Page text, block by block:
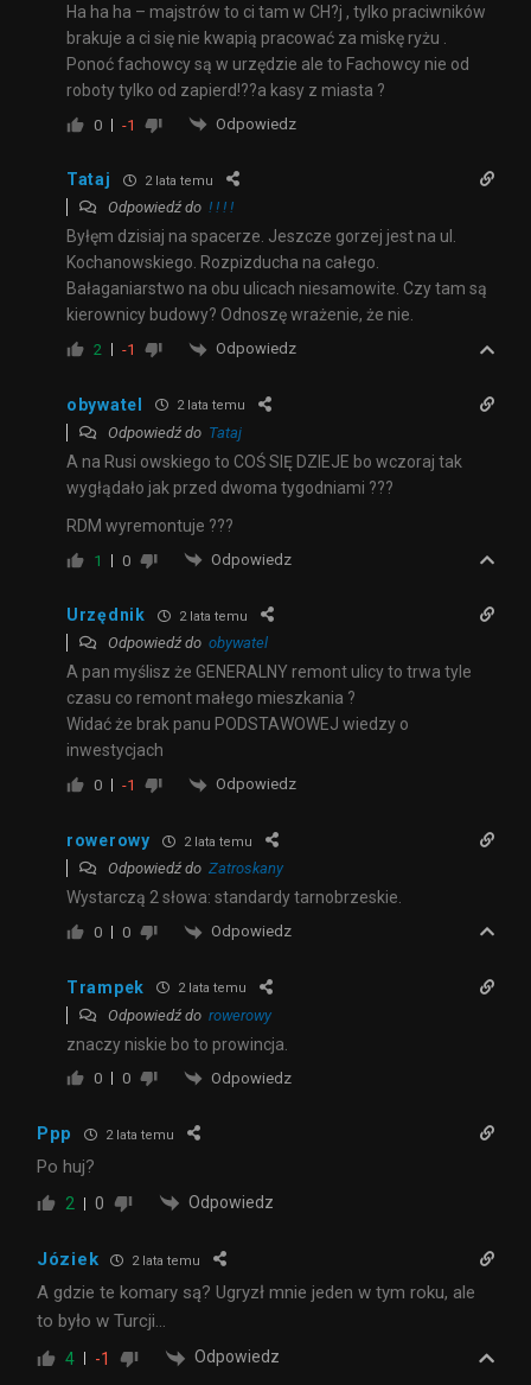
Ha ha ha – majstrów to ci tam w CH?j , tylko praciwników
brakuje a ci się nie kwapią pracować za miskę ryżu .
Ponoć fachowcy są w urzędzie ale to Fachowcy nie od
roboty tylko od zapierd!??a kasy z miasta ?
0 -1 Odpowiedz
Tataj 2 lata temu
Odpowiedź do ! ! ! !
Byłęm dzisiaj na spacerze. Jeszcze gorzej jest na ul.
Kochanowskiego. Rozpizducha na całego.
Bałaganiarstwo na obu ulicach niesamowite. Czy tam są
kierownicy budowy? Odnoszę wrażenie, że nie.
2 -1 Odpowiedz
obywatel 2 lata temu
Odpowiedź do Tataj
A na Rusi owskiego to COŚ SIĘ DZIEJE bo wczoraj tak
wygłądało jak przed dwoma tygodniami ???
RDM wyremontuje ???
1 0 Odpowiedz
Urzędnik 2 lata temu
Odpowiedź do obywatel
A pan myślisz że GENERALNY remont ulicy to trwa tyle
czasu co remont małego mieszkania ?
Widać że brak panu PODSTAWOWEJ wiedzy o
inwestycjach
0 -1 Odpowiedz
rowerowy 2 lata temu
Odpowiedź do Zatroskany
Wystarczą 2 słowa: standardy tarnobrzeskie.
0 0 Odpowiedz
Trampek 2 lata temu
Odpowiedź do rowerowy
znaczy niskie bo to prowincja.
0 0 Odpowiedz
Ppp 2 lata temu
Po huj?
2 0 Odpowiedz
Józiek 2 lata temu
A gdzie te komary są? Ugryzł mnie jeden w tym roku, ale
to było w Turcji…
4 -1 Odpowiedz